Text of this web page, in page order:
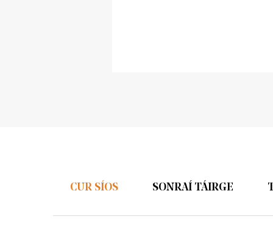
CUR SÍOS SONRAÍ TÁIRGE